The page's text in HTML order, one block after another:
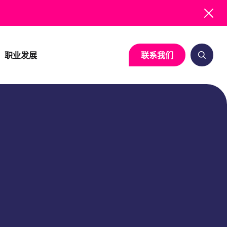
职业发展 联系我们